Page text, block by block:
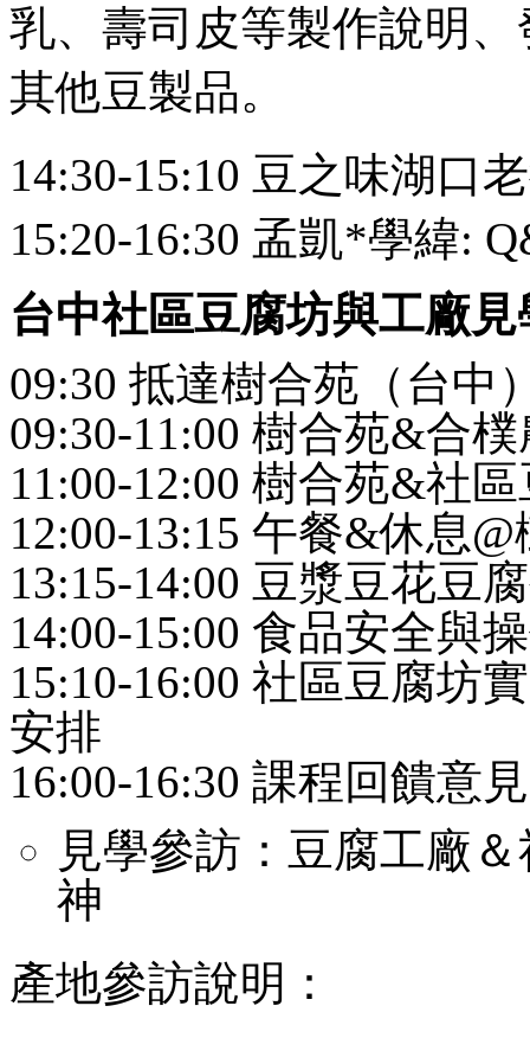
乳、壽司皮等製作說明
其他豆製品。
14:30-15:10 豆之味湖口
15:20-16:30 孟凱*學緯:
台中社區豆腐坊與工廠見
09:30 抵達樹合苑（台中
09:30-11:00 樹合苑&合
11:00-12:00 樹合苑&社
12:00-13:15 午餐&休息
13:15-14:00 豆漿豆花豆
14:00-15:00 食品安全與
15:10-16:00 社區豆腐坊
安排
16:00-16:30 課程回饋意
見學參訪：豆腐工廠
神
產地參訪說明：